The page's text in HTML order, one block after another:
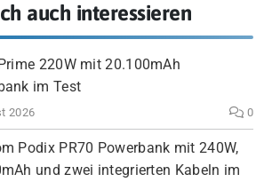
auch interessieren
220W mit 20.100mAh
im Test
2026 0
Podix PR70 Powerbank mit 240W,
und zwei integrierten Kabeln im